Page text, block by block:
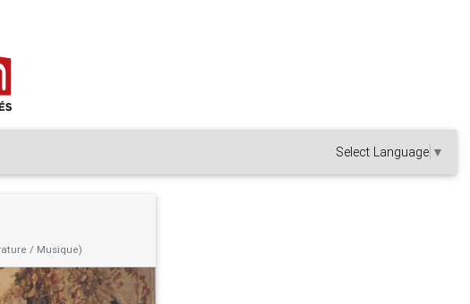
Select Language ▼
/ Musique)